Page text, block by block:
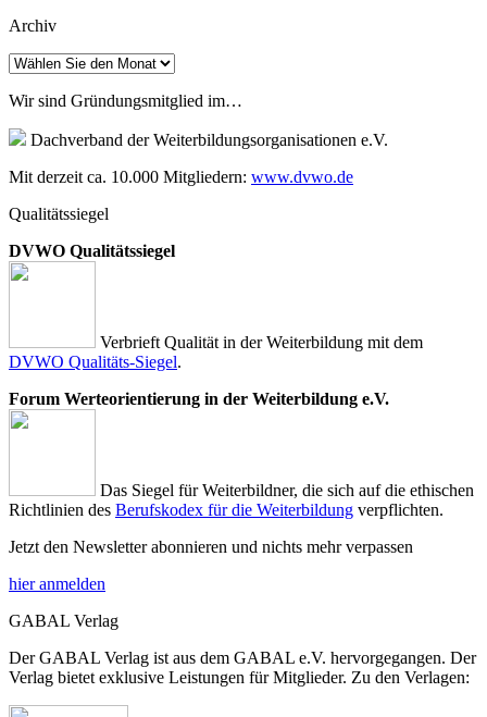
Archiv
Archiv
Wir sind Gründungsmitglied im…
Dachverband der Weiterbildungsorganisationen e.V.
Mit derzeit ca. 10.000 Mitgliedern: www.dvwo.de
Qualitätssiegel
DVWO Qualitätssiegel
Verbrieft Qualität in der Weiterbildung mit dem
DVWO Qualitäts-Siegel.
Forum Werteorientierung in der Weiterbildung e.V.
Das Siegel für Weiterbildner, die sich auf die ethischen
Richtlinien des Berufskodex für die Weiterbildung verpflichten.
Jetzt den Newsletter abonnieren und nichts mehr verpassen
hier anmelden
GABAL Verlag
Der GABAL Verlag ist aus dem GABAL e.V. hervorgegangen. Der
Verlag bietet exklusive Leistungen für Mitglieder. Zu den Verlagen: